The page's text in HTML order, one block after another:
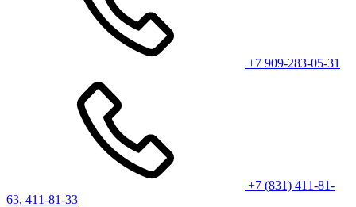
+7 909-283-05-31
+7 (831) 411-81-
63, 411-81-33